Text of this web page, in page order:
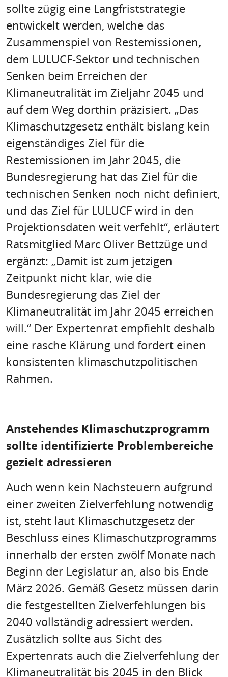
sollte zügig eine Langfriststrategie
entwickelt werden, welche das
Zusammenspiel von Restemissionen,
dem LULUCF-Sektor und technischen
Senken beim Erreichen der
Klimaneutralität im Zieljahr 2045 und
auf dem Weg dorthin präzisiert. „Das
Klimaschutzgesetz enthält bislang kein
eigenständiges Ziel für die
Restemissionen im Jahr 2045, die
Bundesregierung hat das Ziel für die
technischen Senken noch nicht definiert,
und das Ziel für LULUCF wird in den
Projektionsdaten weit verfehlt“, erläutert
Ratsmitglied Marc Oliver Bettzüge und
ergänzt: „Damit ist zum jetzigen
Zeitpunkt nicht klar, wie die
Bundesregierung das Ziel der
Klimaneutralität im Jahr 2045 erreichen
will.“ Der Expertenrat empfiehlt deshalb
eine rasche Klärung und fordert einen
konsistenten klimaschutzpolitischen
Rahmen.
Anstehendes Klimaschutzprogramm
sollte identifizierte Problembereiche
gezielt adressieren
Auch wenn kein Nachsteuern aufgrund
einer zweiten Zielverfehlung notwendig
ist, steht laut Klimaschutzgesetz der
Beschluss eines Klimaschutzprogramms
innerhalb der ersten zwölf Monate nach
Beginn der Legislatur an, also bis Ende
März 2026. Gemäß Gesetz müssen darin
die festgestellten Zielverfehlungen bis
2040 vollständig adressiert werden.
Zusätzlich sollte aus Sicht des
Expertenrats auch die Zielverfehlung der
Klimaneutralität bis 2045 in den Blick